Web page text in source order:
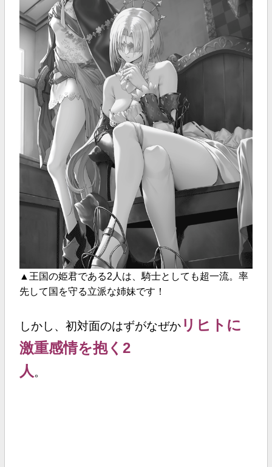
▲ 王国の姫君である2人は、騎士としても超一流。率
先して国を守る立派な姉妹です！
しかし、初対面のはずがなぜかリヒトに
激重感情を抱く2
人 。